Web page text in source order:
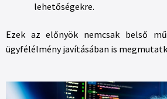
lehetőségekre.
Ezek az előnyök nemcsak belső
ügyfélélmény javításában is